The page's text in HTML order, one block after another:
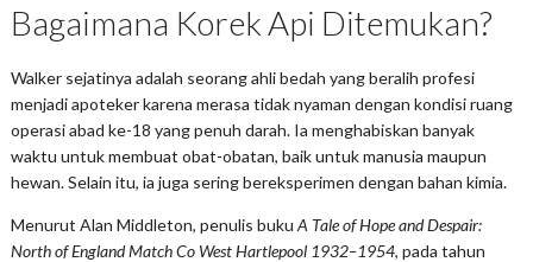
Bagaimana Korek Api Ditemukan?
Walker sejatinya adalah seorang ahli bedah yang beralih profesi
menjadi apoteker karena merasa tidak nyaman dengan kondisi ruang
operasi abad ke-18 yang penuh darah. Ia menghabiskan banyak
waktu untuk membuat obat-obatan, baik untuk manusia maupun
hewan. Selain itu, ia juga sering bereksperimen dengan bahan kimia.
Menurut Alan Middleton, penulis buku A Tale of Hope and Despair:
North of England Match Co West Hartlepool 1932–1954, pada tahun